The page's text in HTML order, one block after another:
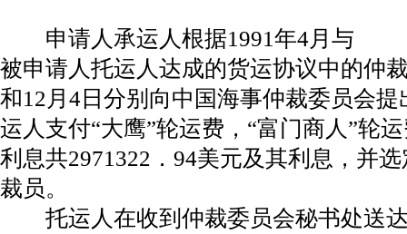
申请人承运人根据1991年4月与
被申请人托运人达成的货运协议中的仲
和12月4日分别向中国海事仲裁委员会
运人支付“大鹰”轮运费，“富门商人”轮
利息共2971322．94美元及其利息，并
裁员。
托运人在收到仲裁委员会秘书处送达